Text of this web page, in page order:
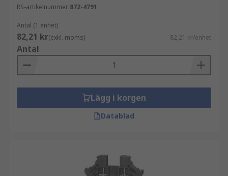
RS-artikelnummer 872-4791
Antal (1 enhet)
82,21 kr(exkl. moms) 82,21 kr/enhet
Antal
Lägg i korgen
Datablad